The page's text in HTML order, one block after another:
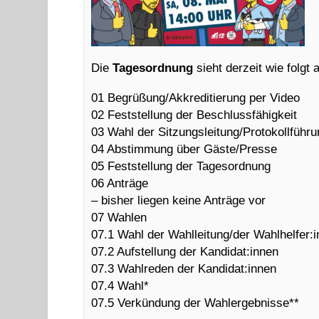
DieTagesordnung sieht derzeit wie folgt
01 Begrüßung/Akkreditierung per Video
02 Feststellung der Beschlussfähigkeit
03 Wahl der Sitzungsleitung/
04 Abstimmung über Gäste/Presse
05 Feststellung der Tagesordnung
06 Anträge
– bisher liegen keine Anträge vor
07 Wahlen
07.1 Wahl der Wahlleitung/der
07.2 Aufstellung der Kandidat:innen
07.3 Wahlreden der Kandidat:innen
07.4 Wahl*
07.5 Verkündung der Wahlergebnisse**